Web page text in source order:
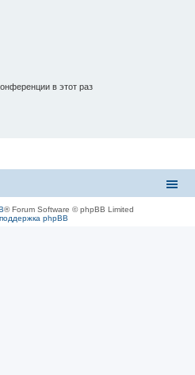
в этот раз
® Forum Software © phpBB Limited
phpBB